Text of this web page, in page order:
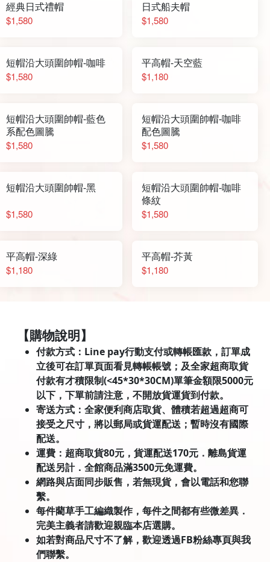
經典日式禮帽
$1,580
日式船夫帽
$1,580
短帽沿大頭圍帥帽-咖啡
$1,580
平高帽-天空藍
$1,180
短帽沿大頭圍帥帽-藍色
系配色圖騰
$1,580
短帽沿大頭圍帥帽-咖啡
配色圖騰
$1,580
短帽沿大頭圍帥帽-黑
$1,580
短帽沿大頭圍帥帽-咖啡
條紋
$1,580
平高帽-深綠
$1,180
平高帽-芥黃
$1,180
【購物說明】
付款方式：Line pay行動支付或轉帳匯款，訂單成
立後可在訂單頁面看見轉帳帳號；及全家超商取貨
付款有才積限制(<45*30*30CM)單筆金額限5000元
以下，下單前請注意，不開放貨運貨到付款。
寄送方式：全家便利商店取貨、體積若超過超商可
接受之尺寸，將以郵局或貨運配送；暫時沒有國際
配送。
運費：超商取貨80元，貨運配送170元．離島貨運
配送另計．全館商品滿3500元免運費。
網路與店面同步販售，若無現貨，會以電話和您聯
繫。
每件藺草手工編織製作，每件之間都有些微差異．
完美主義者請歡迎親臨本店選購。
如若對商品尺寸不了解，歡迎透過FB粉絲專頁與我
們聯繫。